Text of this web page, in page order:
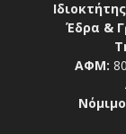
Έδρα &
ΑΦΜ: